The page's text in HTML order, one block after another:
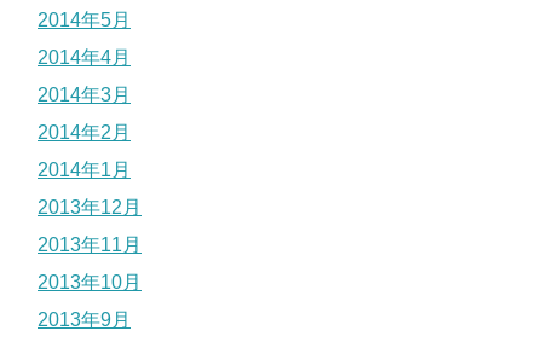
2014年5月
2014年4月
2014年3月
2014年2月
2014年1月
2013年12月
2013年11月
2013年10月
2013年9月